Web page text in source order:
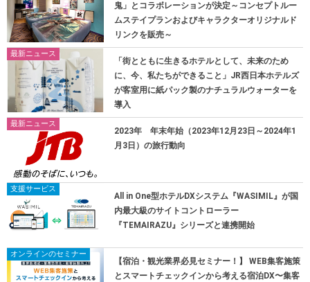
鬼」とコラボレーションが決定～コンセプトルー
ムステイプランおよびキャラクターオリジナルド
リンクを販売～
最新ニュース
「街とともに生きるホテルとして、未来のため
に、今、私たちができること」JR西日本ホテルズ
が客室用に紙パック製のナチュラルウォーターを
導入
最新ニュース
2023年 年末年始（2023年12月23日～2024年1
月3日）の旅行動向
支援サービス
All in One型ホテルDXシステム『WASIMIL』が国
内最大級のサイトコントローラー
『TEMAIRAZU』シリーズと連携開始
オンラインのセミナー
【宿泊・観光業界必見セミナー！】 WEB集客施策
とスマートチェックインから考える宿泊DX〜集客